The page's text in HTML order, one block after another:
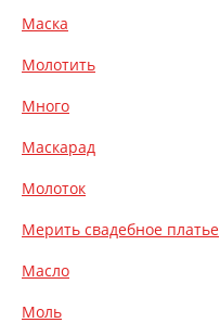
Маска
Молотить
Много
Маскарад
Молоток
Мерить свадебное платье
Масло
Моль